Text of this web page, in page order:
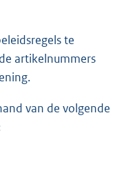
te
artikelnummers
van de volgende